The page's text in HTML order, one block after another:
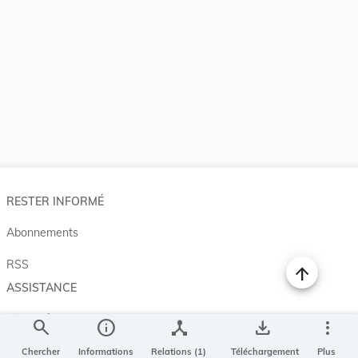
search
Chercher
info
Informations
device_hub
Relations (1)
save_alt
Téléchargement
more_vert
Plus
RESTER INFORMÉ
Abonnements
RSS
ASSISTANCE
Aide et à propos
Projet Casemates